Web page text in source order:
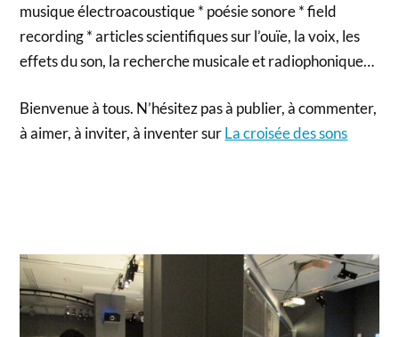
musique électroacoustique * poésie sonore * field
recording * articles scientifiques sur l’ouïe, la voix, les
effets du son, la recherche musicale et radiophonique…
Bienvenue à tous. N’hésitez pas à publier, à commenter,
à aimer, à inviter, à inventer surLa croisée des sons